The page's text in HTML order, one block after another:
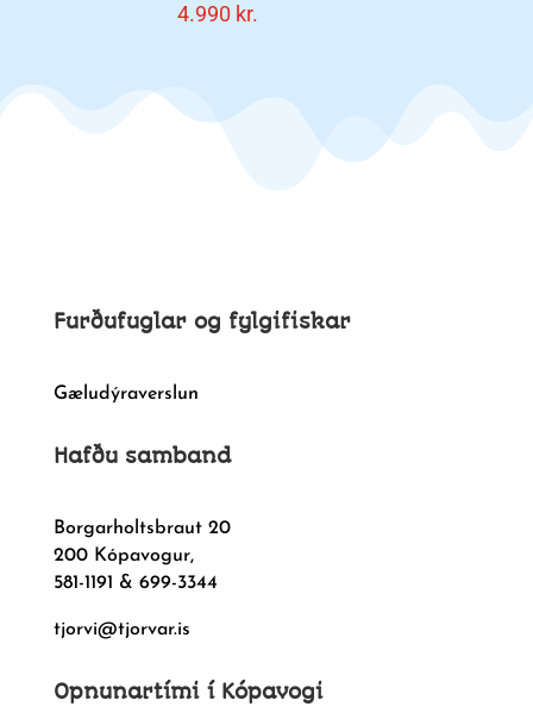
4.990 kr.
Furðufuglar og fylgifiskar
Gæludýraverslun
Hafðu samband
Borgarholtsbraut 20
200 Kópavogur,
581-1191 & 699-3344
tjorvi@tjorvar.is
Opnunartími í Kópavogi